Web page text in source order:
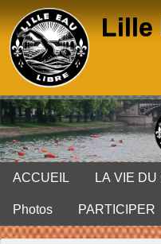
Lille
ACCUEIL LA VIE DU
Photos PARTICIPER
Panneau de gestion des